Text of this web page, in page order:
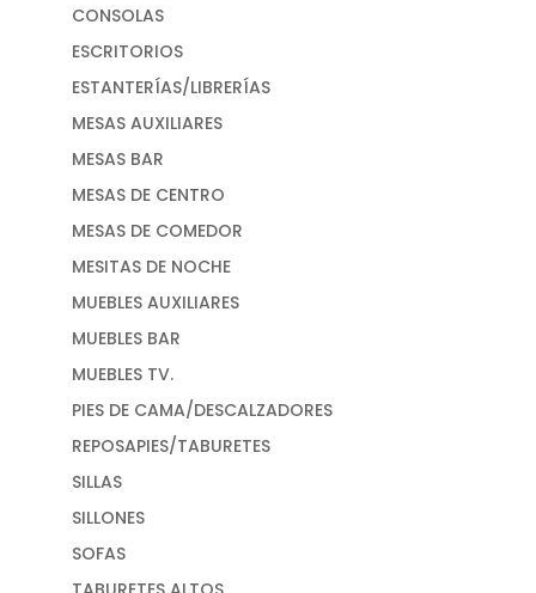
CONSOLAS
ESCRITORIOS
ESTANTERÍAS/LIBRERÍAS
MESAS AUXILIARES
MESAS BAR
MESAS DE CENTRO
MESAS DE COMEDOR
MESITAS DE NOCHE
MUEBLES AUXILIARES
MUEBLES BAR
MUEBLES TV.
PIES DE CAMA/DESCALZADORES
REPOSAPIES/TABURETES
SILLAS
SILLONES
SOFAS